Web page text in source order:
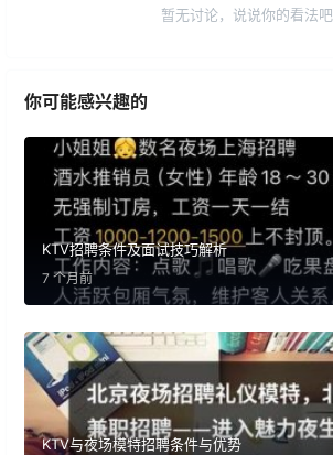
暂无讨论，说说你的看法吧
你可能感兴趣的
KTV招聘条件及面试技巧解析
7 个月前
KTV与夜场模特招聘条件与优势